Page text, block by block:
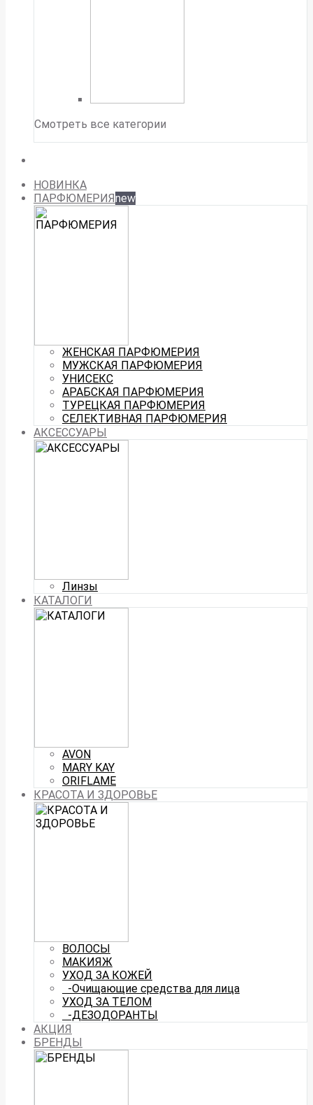
Смотреть все категории
НОВИНКА
ПАРФЮМЕРИЯnew
ЖЕНСКАЯ ПАРФЮМЕРИЯ
МУЖСКАЯ ПАРФЮМЕРИЯ
УНИСЕКС
АРАБСКАЯ ПАРФЮМЕРИЯ
ТУРЕЦКАЯ ПАРФЮМЕРИЯ
СЕЛЕКТИВНАЯ ПАРФЮМЕРИЯ
АКСЕССУАРЫ
Линзы
КАТАЛОГИ
AVON
MARY KAY
ORIFLAME
КРАСОТА И ЗДОРОВЬЕ
ВОЛОСЫ
МАКИЯЖ
УХОД ЗА КОЖЕЙ
-Очищающие средства для лица
УХОД ЗА ТЕЛОМ
-ДЕЗОДОРАНТЫ
АКЦИЯ
БРЕНДЫ